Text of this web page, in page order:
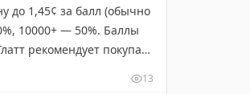
до 1,45¢ за балл (обычно
10000+ — 50%. Баллы
рекомендует покупать
13